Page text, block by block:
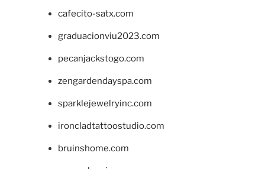
cafecito-satx.com
graduacionviu2023.com
pecanjackstogo.com
zengardendayspa.com
sparklejewelryinc.com
ironcladtattoostudio.com
bruinshome.com